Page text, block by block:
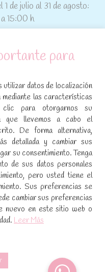
de julio al 31 de agosto:
15:00 h
novedades, suscríbete a
para
utilizar datos de localización
las características
para otorgarnos su
que llevemos a cabo el
De forma alternativa,
detallada y cambiar sus
su consentimiento. Tenga
de sus datos personales
pero usted tiene el
Sus preferencias se
cambiar sus preferencias
nuevo en este sitio web o
Leer Más